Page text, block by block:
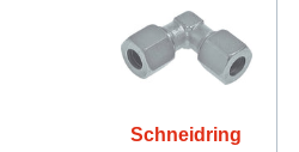
Schneidring